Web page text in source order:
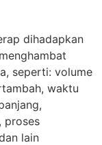
dihadapkan
seperti: volume
waktu
proses
lain